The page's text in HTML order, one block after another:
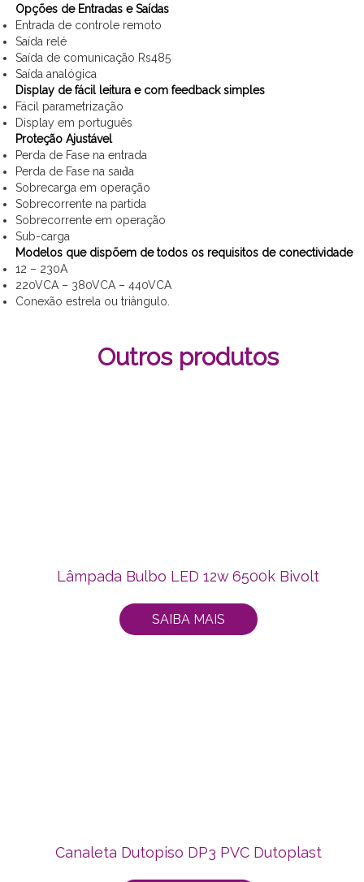
Opções de Entradas e Saídas
Entrada de controle remoto
Saída relé
Saída de comunicação Rs485
Saída analógica
Display de fácil leitura e com feedback simples
Fácil parametrização
Display em português
Proteção Ajustável
Perda de Fase na entrada
Perda de Fase na saıd́a
Sobrecarga em operação
Sobrecorrente na partida
Sobrecorrente em operação
Sub-carga
Modelos que dispõem de todos os requisitos de conectividade
12 – 230A
220VCA – 380VCA – 440VCA
Conexão estrela ou triângulo.
Outros produtos
Lâmpada Bulbo LED 12w 6500k Bivolt
SAIBA MAIS
Canaleta Dutopiso DP3 PVC Dutoplast